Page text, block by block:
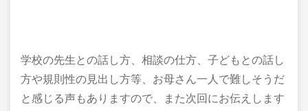
学校の先生との話し方、相談の仕方、子どもとの話し
方や規則性の見出し方等、お母さん一人で難しそうだ
と感じる声もありますので、また次回にお伝えします